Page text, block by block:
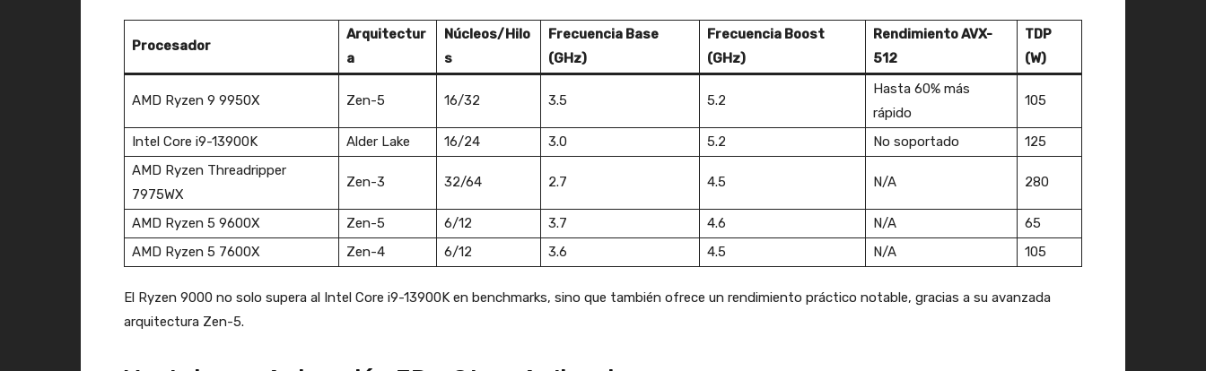
Procesador
Arquitectur
a
Núcleos/Hilo
s
Frecuencia Base
(GHz)
Frecuencia Boost
(GHz)
Rendimiento AVX-
512
TDP
(W)
AMD Ryzen 9 9950X Zen-5 16/32 3.5 5.2
Hasta 60% más
rápido
105
Intel Core i9-13900K Alder Lake 16/24 3.0 5.2 No soportado
125
AMD Ryzen Threadripper
7975WX
Zen-3 32/64 2.7 4.5 N/A 280
AMD Ryzen 5 9600X Zen-5 6/12 3.7 4.6 N/A
65
AMD Ryzen 5 7600X
Zen-4 6/12 3.6 4.5 N/A 105
El Ryzen 9000 no solo supera al Intel Core i9-13900K en benchmarks, sino que también ofrece un rendimiento práctico notable, gracias a su avanzada
arquitectura Zen-5.